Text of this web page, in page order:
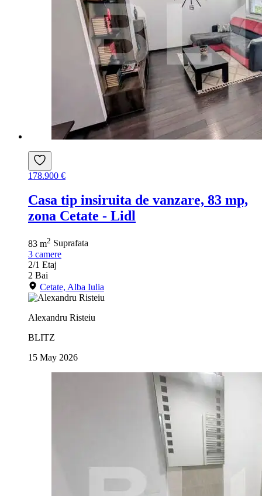
178.900 €
Casa tip insiruita de vanzare, 83 mp,
zona Cetate - Lidl
83 m2 Suprafata
3 camere
2/1 Etaj
2 Bai
Cetate, Alba Iulia
Alexandru Risteiu
BLITZ
15 May 2026